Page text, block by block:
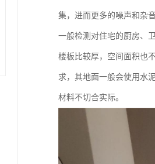
集，进而更多的噪声和杂
一般检测对住宅的厨房、
楼板比较厚，空间面积也
求，其地面一般会使用水
材料不切合实际。